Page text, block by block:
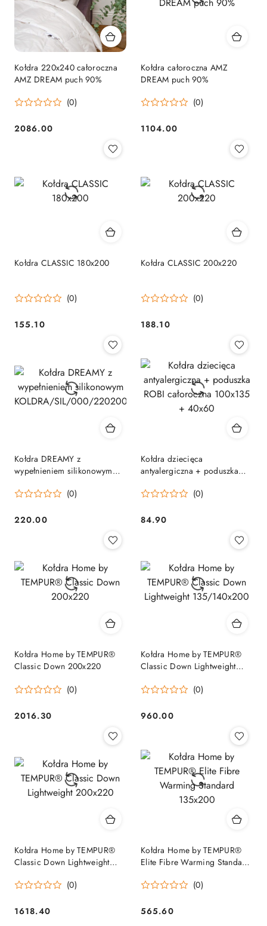
Kołdra 220x240 całoroczna
AMZ DREAM puch 90%
(0)
Cena:
2086.00
Kołdra całoroczna AMZ
DREAM puch 90%
(0)
Cena:
1104.00
Kołdra CLASSIC 180x200
(0)
Cena:
155.10
Kołdra CLASSIC 200x220
(0)
Cena:
188.10
Kołdra DREAMY z
wypełnieniem silikonowym
(0)
Cena:
220.00
Kołdra dziecięca
antyalergiczna + poduszka
40x60
(0)
Cena:
84.90
Kołdra Home by TEMPUR®
Classic Down 200x220
(0)
Cena:
2016.30
Kołdra Home by TEMPUR®
Classic Down Lightweight
(0)
Cena:
960.00
Kołdra Home by TEMPUR®
Classic Down Lightweight
(0)
Cena:
1618.40
Kołdra Home by TEMPUR®
Elite Fibre Warming Standard
(0)
Cena:
565.60